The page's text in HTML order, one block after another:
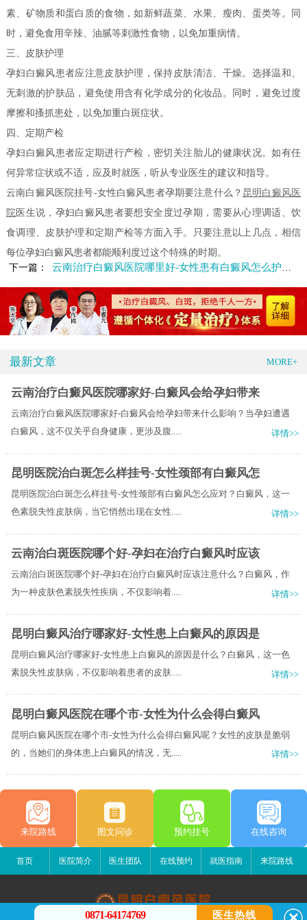
素、矿物质和蛋白质的食物，如新鲜蔬菜、水果、瘦肉、蛋类等。同
时，避免食用辛辣、油腻等刺激性食物，以免加重病情。
三、皮肤护理
孕妇白癜风患者应注意皮肤护理，保持皮肤清洁、干燥。选择温和、
无刺激的护肤品，避免使用含有化学成分的化妆品。同时，避免过度
摩擦和搔抓患处，以免加重白斑症状。
四、定期产检
孕妇白癜风患者应定期进行产检，密切关注胎儿的健康状况。如有任
何异常症状或不适，应及时就医，听从专业医生的建议和指导。
云南白癜风医院挂号-女性白癜风患者孕期要注意什么？ 昆明白癜风医
院 医生说，孕妇白癜风患者要想安全度过孕期，需要从心理调适、饮
食调理、皮肤护理和定期产检等方面入手。只要注意以上几点，相信
每位孕妇白癜风患者都能顺利度过这个特殊的时期。
下一篇：
云南治疗白癜风医院哪里好-女性患有白癜风怎么护理皮肤
最新文章 MORE+
云南治疗白癜风医院哪家好-白癜风会给孕妇带来
云南治疗白癜风医院哪家好-白癜风会给孕妇带来什么影响？当孕妇遭遇
白癜风，这不仅关乎自身健康，更涉及腹.....
详情>>
昆明医院治白斑怎么样挂号-女性颈部有白癜风怎
昆明医院治白斑怎么样挂号-女性颈部有白癜风怎么应对？白癜风，这一
色素脱失性皮肤病，当它悄然出现在女性.....
详情>>
云南治白斑医院哪个好-孕妇在治疗白癜风时应该
云南治白斑医院哪个好-孕妇在治疗白癜风时应该注意什么？白癜风，作
为一种皮肤色素脱失性疾病，不仅影响着.....
详情>>
昆明白癜风治疗哪家好-女性患上白癜风的原因是
昆明白癜风治疗哪家好-女性患上白癜风的原因是什么？白癜风，这一色
素脱失性皮肤病，不仅影响着患者的皮肤.....
详情>>
昆明白癜风医院在哪个市-女性为什么会得白癜风
昆明白癜风医院在哪个市-女性为什么会得白癜风呢？女性的皮肤是脆弱
的，当她们的身体患上白癜风的情况，无.....
详情>>
来院路线 图文问诊 预约挂号 在线咨询
首页 医院简介 医生团队 在线预约 就医指南 来院路线
0871-64174769 医生热线